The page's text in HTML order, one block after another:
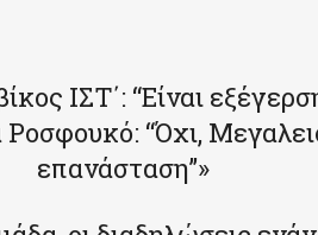
ΙΣΤ΄: “Είναι
“Όχι,
επανάσταση”»